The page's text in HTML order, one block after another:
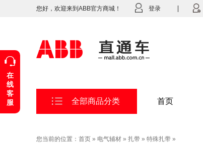
您好，欢迎来到ABB官方商城！ 登录
全部商品分类 首页
您当前的位置： 首页 » 电气辅材 » 扎带 » 特殊扎带 »
在
线
客
服